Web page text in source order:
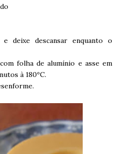
deixe descansar enquanto o
folha de alumínio e asse em
à 180ºC.